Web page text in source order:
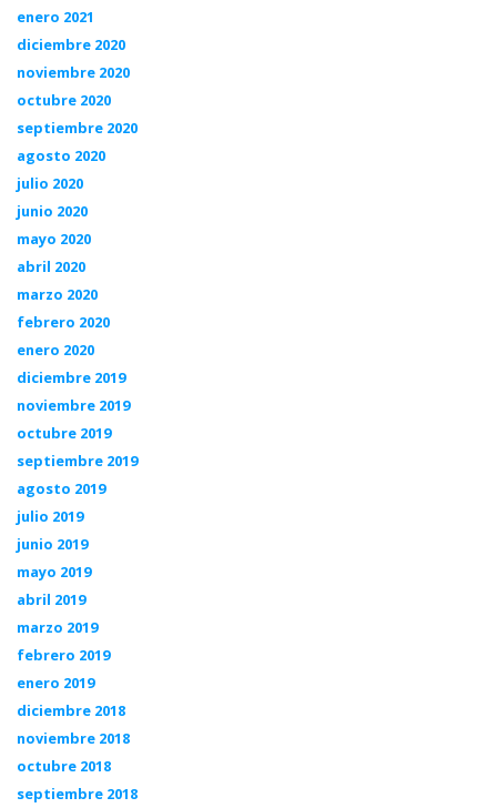
enero 2021
diciembre 2020
noviembre 2020
octubre 2020
septiembre 2020
agosto 2020
julio 2020
junio 2020
mayo 2020
abril 2020
marzo 2020
febrero 2020
enero 2020
diciembre 2019
noviembre 2019
octubre 2019
septiembre 2019
agosto 2019
julio 2019
junio 2019
mayo 2019
abril 2019
marzo 2019
febrero 2019
enero 2019
diciembre 2018
noviembre 2018
octubre 2018
septiembre 2018